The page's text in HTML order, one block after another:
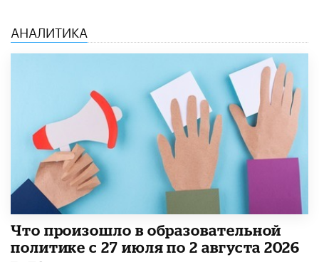
АНАЛИТИКА
​Что произошло в образовательной
политике с 27 июля по 2 августа 2026